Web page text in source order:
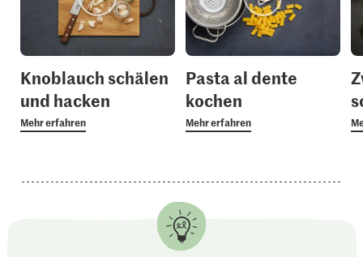
Knoblauch schälen
und hacken
Mehr erfahren
Pasta al dente
kochen
Mehr erfahren